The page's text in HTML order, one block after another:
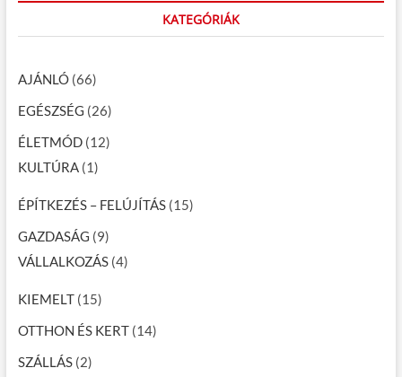
KATEGÓRIÁK
AJÁNLÓ(66)
EGÉSZSÉG (26)
ÉLETMÓD(12)
KULTÚRA(1)
ÉPÍTKEZÉS – FELÚJÍTÁS(15)
GAZDASÁG (9)
VÁLLALKOZÁS(4)
KIEMELT(15)
OTTHON ÉS KERT(14)
SZÁLLÁS(2)